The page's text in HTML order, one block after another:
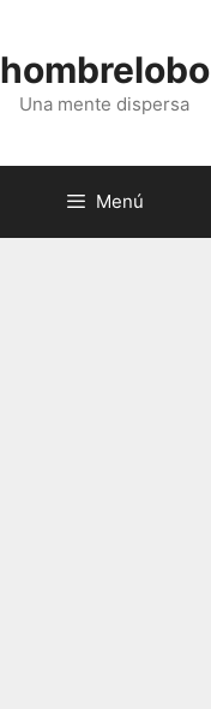
hombrelobo
Una mente dispersa
Menú